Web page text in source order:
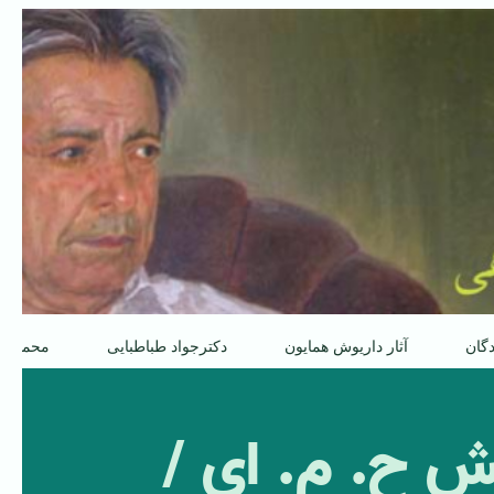
آثار داریوش همایون دکترجواد طباطبایی
ح. م. ای /